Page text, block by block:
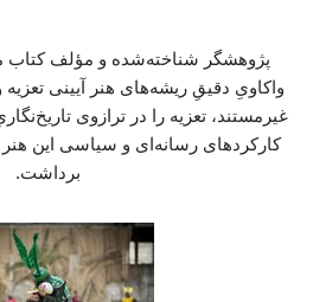
پژوهشگر شناخته‌شده و مؤلف کتاب
واکاویِ دقیقِ ریشه‌های هنر آیینی
غیرمستند، تعزیه را در ترازوی
کارکردهای رسانه‌ای و سیاسی این هنر
برداشت.